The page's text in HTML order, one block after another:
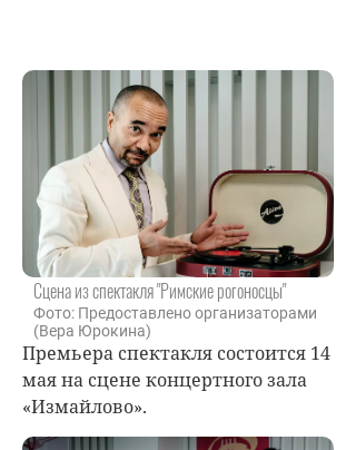
Сцена из спектакля "Римские рогоносцы"
Фото: Предоставлено организаторами
(Вера Юрокина)
Премьера спектакля состоится 14
мая на сцене концертного зала
«Измайлово».